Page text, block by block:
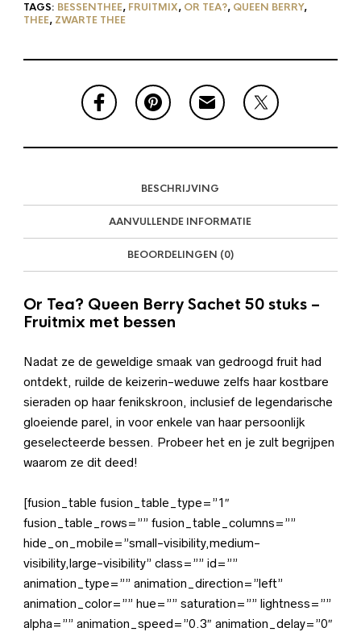
TAGS: BESSENTHEE, FRUITMIX, OR TEA?, QUEEN BERRY,
THEE, ZWARTE THEE
BESCHRIJVING
AANVULLENDE INFORMATIE
BEOORDELINGEN (0)
Or Tea? Queen Berry Sachet 50 stuks –
Fruitmix met bessen
Nadat ze de geweldige smaak van gedroogd fruit had
ontdekt, ruilde de keizerin-weduwe zelfs haar kostbare
sieraden op haar fenikskroon, inclusief de legendarische
gloeiende parel, in voor enkele van haar persoonlijk
geselecteerde bessen. Probeer het en je zult begrijpen
waarom ze dit deed!
[fusion_table fusion_table_type=”1″
fusion_table_rows=”” fusion_table_columns=””
hide_on_mobile=”small-visibility,medium-
visibility,large-visibility” class=”” id=””
animation_type=”” animation_direction=”left”
animation_color=”” hue=”” saturation=”” lightness=””
alpha=”” animation_speed=”0.3″ animation_delay=”0″